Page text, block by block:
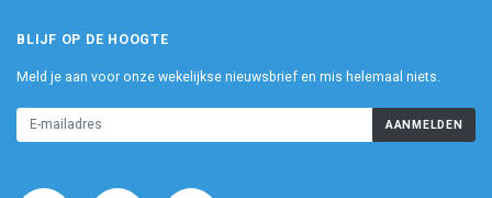
BLIJF OP DE HOOGTE
Meld je aan voor onze wekelijkse nieuwsbrief en mis helemaal niets.
AANMELDEN